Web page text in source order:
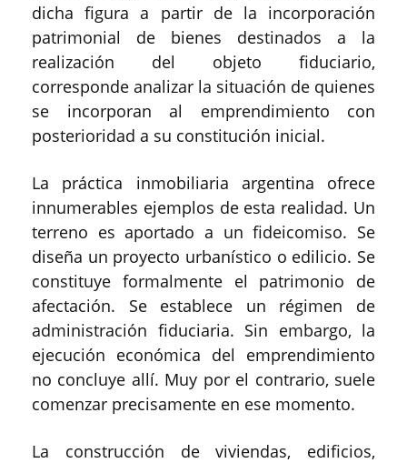
dicha figura a partir de la incorporación
patrimonial de bienes destinados a la
realización del objeto fiduciario,
corresponde analizar la situación de quienes
se incorporan al emprendimiento con
posterioridad a su constitución inicial.
La práctica inmobiliaria argentina ofrece
innumerables ejemplos de esta realidad. Un
terreno es aportado a un fideicomiso. Se
diseña un proyecto urbanístico o edilicio. Se
constituye formalmente el patrimonio de
afectación. Se establece un régimen de
administración fiduciaria. Sin embargo, la
ejecución económica del emprendimiento
no concluye allí. Muy por el contrario, suele
comenzar precisamente en ese momento.
La construcción de viviendas, edificios,